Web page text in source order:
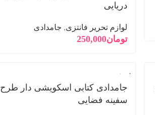
دریایی
لوازم تحریر فانتزی, جامدادی
تومان250,000
فروخته
شده
جامدادی کتابی اسکویشی دار طرح
سفینه فضایی